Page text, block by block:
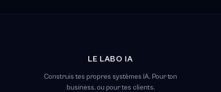
LE LABO IA
Construis tes propres systèmes IA. Pour ton
business, ou pour tes clients.